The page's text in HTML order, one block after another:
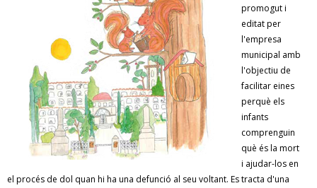
promogut i
editat per
l'empresa
municipal amb
l'objectiu de
facilitar eines
perquè els
infants
comprenguin
què és la mort
i ajudar-los en
el procés de dol quan hi ha una defunció al seu voltant. Es tracta d'una